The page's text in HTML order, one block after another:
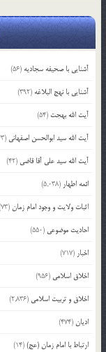
آشنایی با صحیفه سجادیه (56)
آشنایی با نهج البلاغه (392)
آیت الله بهجت (54)
آیت الله سید ابوالحسن اصفهانی (43)
آیت الله سید علی آقا قاضی (42)
ائمه اطهار (5,038)
اثبات ولایت و وجود امام زمان(73)
احادیث موضوعی (550)
اخبار (717)
اخلاق اسلامی (956)
اخلاق و تربیت اسلامی (2,836)
ادیان(474)
ارتباط با امام زمان (عج)(14)